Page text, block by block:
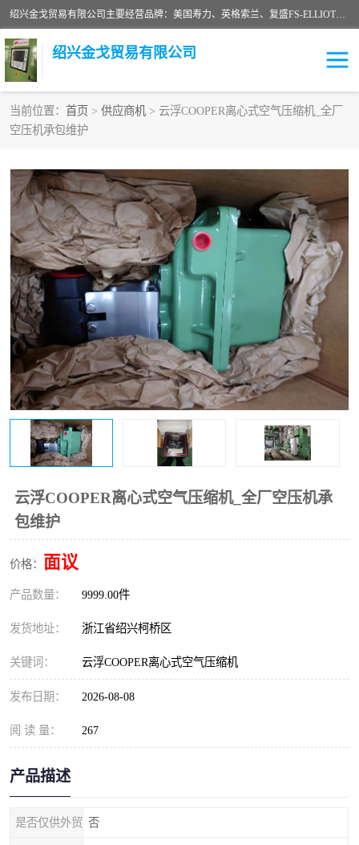
绍兴金戈贸易有限公司主要经营品牌：美国寿力、英格索兰、复盛FS-ELLIOTT，库伯COOPER、阿特拉斯等品牌空压机及配件销售；承接全厂空气压缩机管理、维护保养；节能改造；气体干燥机销售、维护、维修、保养。销售各种品牌空压机空气滤芯、油滤芯、油气分离器；精密过滤器滤芯；除油雾滤芯；抽真空滤芯，消音器，疏水器。劳务承接：全厂空压机维修保养工程，安装工程；移机或汰换工程；节能改造工程等。
绍兴金戈贸易有限公司
当前位置： 首页 > 供应商机 > 云浮COOPER离心式空气压缩机_全厂
空压机承包维护
云浮COOPER离心式空气压缩机_全厂空压机承
包维护
价格： 面议
产品数量： 9999.00件
发货地址： 浙江省绍兴柯桥区
关键词： 云浮COOPER离心式空气压缩机
发布日期： 2026-08-08
阅 读 量： 267
产品描述
是否仅供外贸 否
二手空压机
超级冷却剂 英格索兰配件
中车鼓风机 闽台富源特种陶瓷
美国寿力空压机零部件 英格索兰离心机空滤芯
英格索兰COOPER离心机
配件
库伯卡麦隆离心机零件
微电脑控制器 离心式压缩机高速转子组
复盛离心机零件 中冷耐高温气侧密封胶垫
空气过滤器 阿特拉斯
冷却器 复盛FS-elliott离心机零件
CAMERON空压机维修 CAMERON空压机显示屏